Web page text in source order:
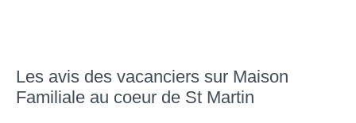
Les avis des vacanciers sur Maison
Familiale au coeur de St Martin